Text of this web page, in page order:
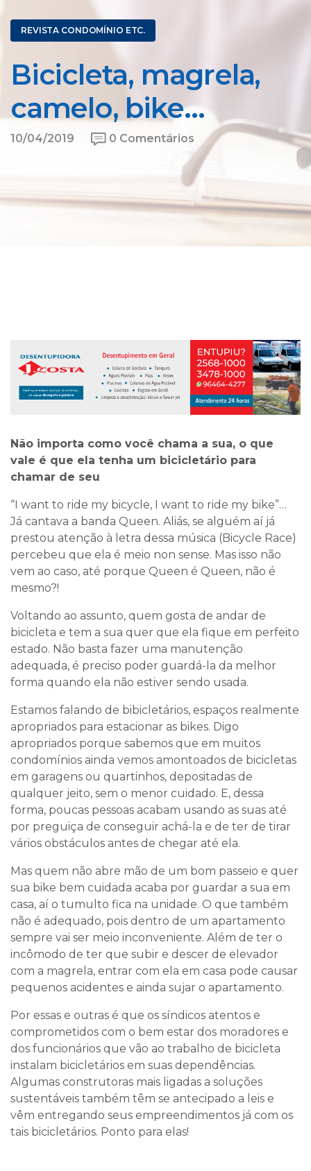
REVISTA CONDOMÍNIO ETC.
Bicicleta, magrela,
camelo, bike…
10/04/2019 0 Comentários
Não importa como você chama a sua, o que
vale é que ela tenha um bicicletário para
chamar de seu
“I want to ride my bicycle, I want to ride my bike”…
Já cantava a banda Queen. Aliás, se alguém aí já
prestou atenção à letra dessa música (Bicycle Race)
percebeu que ela é meio non sense. Mas isso não
vem ao caso, até porque Queen é Queen, não é
mesmo?!
Voltando ao assunto, quem gosta de andar de
bicicleta e tem a sua quer que ela fique em perfeito
estado. Não basta fazer uma manutenção
adequada, é preciso poder guardá-la da melhor
forma quando ela não estiver sendo usada.
Estamos falando de bibicletários, espaços realmente
apropriados para estacionar as bikes. Digo
apropriados porque sabemos que em muitos
condomínios ainda vemos amontoados de bicicletas
em garagens ou quartinhos, depositadas de
qualquer jeito, sem o menor cuidado. E, dessa
forma, poucas pessoas acabam usando as suas até
por preguiça de conseguir achá-la e de ter de tirar
vários obstáculos antes de chegar até ela.
Mas quem não abre mão de um bom passeio e quer
sua bike bem cuidada acaba por guardar a sua em
casa, aí o tumulto fica na unidade. O que também
não é adequado, pois dentro de um apartamento
sempre vai ser meio inconveniente. Além de ter o
incômodo de ter que subir e descer de elevador
com a magrela, entrar com ela em casa pode causar
pequenos acidentes e ainda sujar o apartamento.
Por essas e outras é que os síndicos atentos e
comprometidos com o bem estar dos moradores e
dos funcionários que vão ao trabalho de bicicleta
instalam bicicletários em suas dependências.
Algumas construtoras mais ligadas a soluções
sustentáveis também têm se antecipado a leis e
vêm entregando seus empreendimentos já com os
tais bicicletários. Ponto para elas!